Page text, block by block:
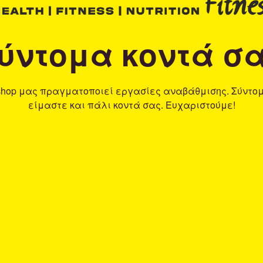
κοντά
μας πραγματοποιεί εργασίες αναβάθμισης.
είμαστε και πάλι κοντά σας. Ευχαριστούμε!